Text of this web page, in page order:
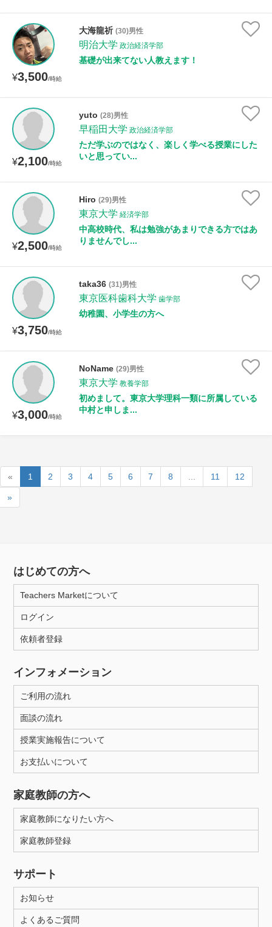
¥3,500/時給
大海龍祈 (30)男性
明治大学 政治経済学部
基礎が出来てない人教えます！
¥2,100/時給
yuto (28)男性
早稲田大学 政治経済学部
ただ学ぶのではなく、楽しく学べる授業にした
いと思ってい...
¥2,500/時給
Hiro (29)男性
東京大学 経済学部
中高校時代、私は勉強があまりできる方ではあ
りませんでし...
¥3,750/時給
taka36 (31)男性
東京医科歯科大学 歯学部
幼稚園、小学生の方へ
¥3,000/時給
NoName (29)男性
東京大学 教養学部
初めまして。東京大学理科一類に所属している
中村と申しま...
« 1 2 3 4 5 6 7 8 11 12
»
はじめての方へ
Teachers Marketについて
ログイン
依頼者登録
インフォメーション
ご利用の流れ
面談の流れ
授業実施報告について
お支払いについて
家庭教師の方へ
家庭教師になりたい方へ
家庭教師登録
サポート
お知らせ
よくあるご質問